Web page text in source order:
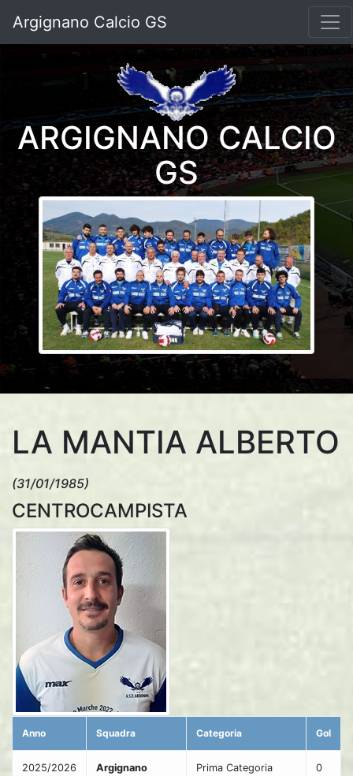
Argignano Calcio GS
ARGIGNANO CALCIO
GS
LA MANTIA ALBERTO
(31/01/1985)
CENTROCAMPISTA
Anno Squadra Categoria Gol
2025/2026
Argignano
Prima Categoria
0